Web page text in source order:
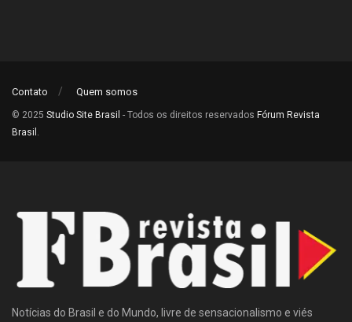
Contato Quem somos
© 2025 Studio Site Brasil - Todos os direitos reservados Fórum Revista
Brasil .
Notícias do Brasil e do Mundo, livre de sensacionalismo e viés